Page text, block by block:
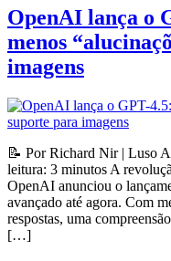
OpenAI lança o
menos
imagens
📝 Por Richard Nir | Luso
leitura: 3 minutos A
OpenAI anunciou o
avançado até agora. Com
respostas, uma
[…]